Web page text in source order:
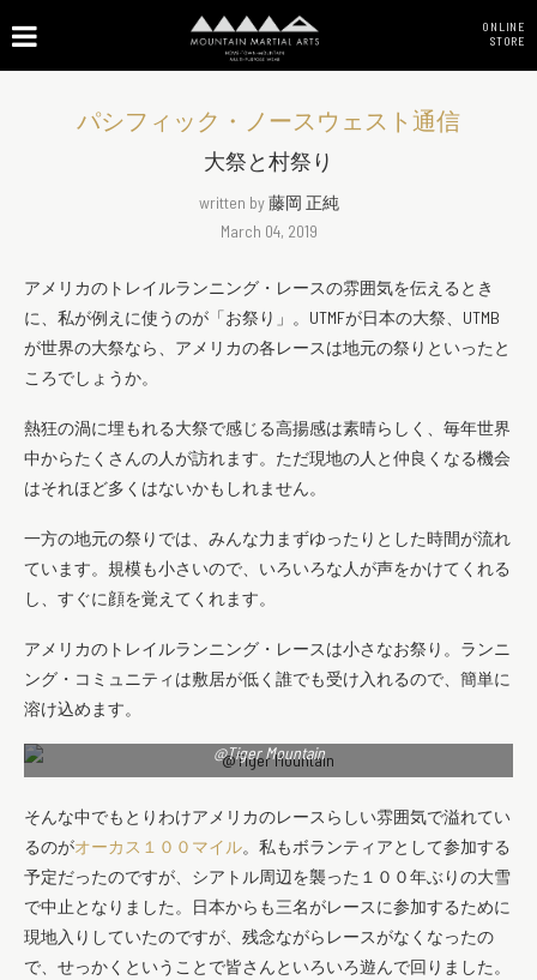
ONLINE
STORE
パシフィック・ノースウェスト通信
大祭と村祭り
written by藤岡 正純
March 04, 2019
アメリカのトレイルランニング・レースの雰囲気を伝えるとき
に、私が例えに使うのが「お祭り」。UTMFが日本の大祭、UTMB
が世界の大祭なら、アメリカの各レースは地元の祭りといったと
ころでしょうか。
熱狂の渦に埋もれる大祭で感じる高揚感は素晴らしく、毎年世界
中からたくさんの人が訪れます。ただ現地の人と仲良くなる機会
はそれほど多くはないかもしれません。
一方の地元の祭りでは、みんな力まずゆったりとした時間が流れ
ています。規模も小さいので、いろいろな人が声をかけてくれる
し、すぐに顔を覚えてくれます。
アメリカのトレイルランニング・レースは小さなお祭り。ランニ
ング・コミュニティは敷居が低く誰でも受け入れるので、簡単に
溶け込めます。
@Tiger Mountain
そんな中でもとりわけアメリカのレースらしい雰囲気で溢れてい
るのがオーカス１００マイル。私もボランティアとして参加する
予定だったのですが、シアトル周辺を襲った１００年ぶりの大雪
で中止となりました。日本からも三名がレースに参加するために
現地入りしていたのですが、残念ながらレースがなくなったの
で、せっかくということで皆さんといろいろ遊んで回りました。